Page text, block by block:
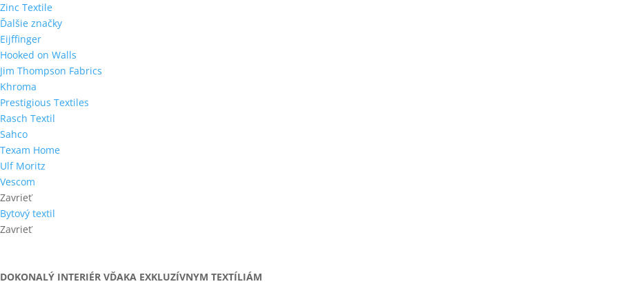
Zinc Textile
Ďalšie značky
Eijffinger
Hooked on Walls
Jim Thompson Fabrics
Khroma
Prestigious Textiles
Rasch Textil
Sahco
Texam Home
Ulf Moritz
Vescom
Zavrieť
Bytový textil
Zavrieť
DOKONALÝ INTERIÉR VĎAKA EXKLUZÍVNYM TEXTÍLIÁM